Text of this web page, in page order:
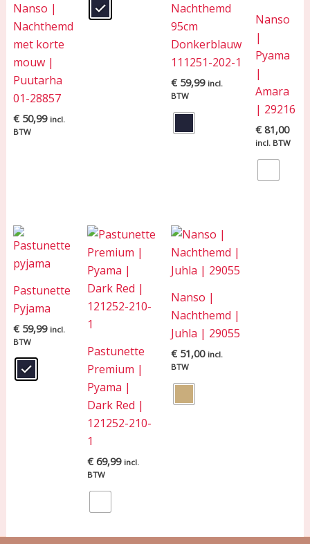
Nanso |
Nachthemd
met korte
mouw |
Puutarha
01-28857
€50,99 incl.
BTW
Nachthemd
95cm
Donkerblauw
111251-202-1
€59,99 incl.
BTW
Nanso
|
Pyama
|
Amara
| 29216
€81,00
incl. BTW
Pastunette
Pyjama
€59,99 incl.
BTW
Pastunette
Premium |
Pyama |
Dark Red |
121252-210-
1
€69,99 incl.
BTW
Nanso |
Nachthemd |
Juhla | 29055
€51,00 incl.
BTW